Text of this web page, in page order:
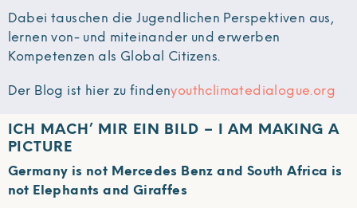
Dabei tauschen die Jugendlichen Perspektiven aus,
lernen von- und miteinander und erwerben
Kompetenzen als Global Citizens.
Der Blog ist hier zu findenyouthclimatedialogue.org
ICH MACH’ MIR EIN BILD – I AM MAKING A
PICTURE
Germany is not Mercedes Benz and South Africa is
not Elephants and Giraffes